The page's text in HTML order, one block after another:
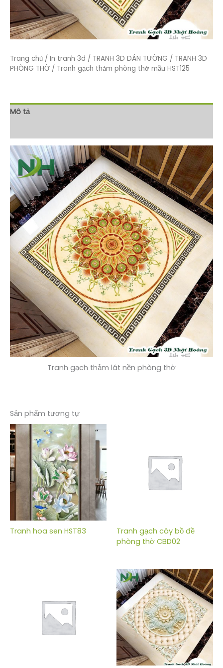
Trang chủ / In tranh 3d / TRANH 3D DÁN TƯỜNG / TRANH 3D
PHÒNG THỜ / Tranh gạch thảm phòng thờ mẫu HST125
Mô tả
Tranh gạch thảm lát nền phòng thờ
Sản phẩm tương tự
Tranh hoa sen HST83
Tranh gạch cây bồ đề
phòng thờ CBD02